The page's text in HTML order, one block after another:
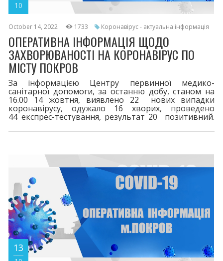
10
October 14, 2022 1733 Коронавірус - актуальна інформація
ОПЕРАТИВНА ІНФОРМАЦІЯ ЩОДО
ЗАХВОРЮВАНОСТІ НА КОРОНАВІРУС ПО
МІСТУ ПОКРОВ
За інформацією Центру первинної медико-
санітарної допомоги, за останню добу, станом на
16.00 14 жовтня, виявлено 22 нових випадки
коронавірусу, одужало 16 хворих, проведено
44 експрес-тестування, результат 20 позитивний.
13